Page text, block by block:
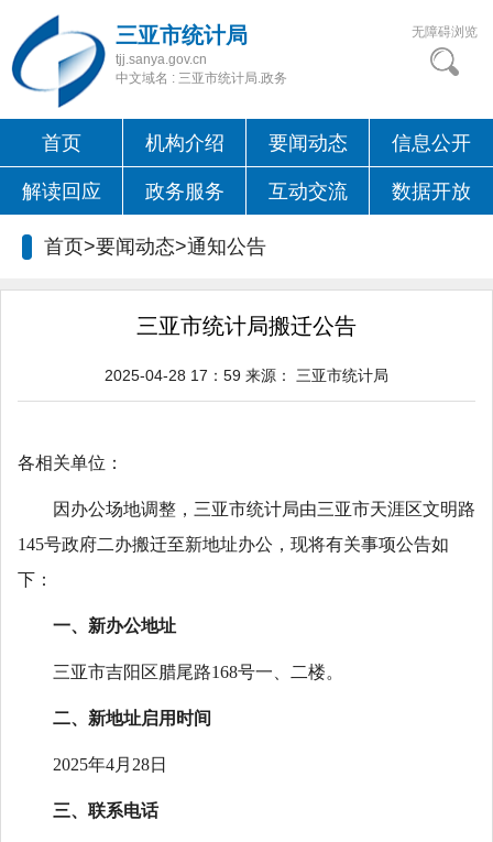
三亚市统计局
tjj.sanya.gov.cn
中文域名 : 三亚市统计局.政务
无障碍浏览
首页 机构介绍 要闻动态 信息公开
解读回应 政务服务 互动交流 数据开放
首页>要闻动态>通知公告
三亚市统计局搬迁公告
2025-04-28 17：59 来源： 三亚市统计局
各相关单位：
因办公场地调整，三亚市统计局由三亚市天涯区文明路
145号政府二办搬迁至新地址办公，现将有关事项公告如
下：
一、新办公地址
三亚市吉阳区腊尾路168号一、二楼。
二、新地址启用时间
2025年4月28日
三、联系电话